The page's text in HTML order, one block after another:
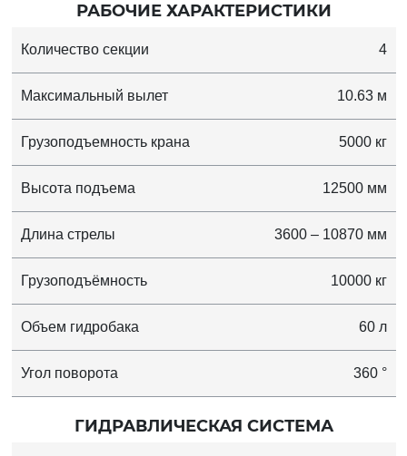
РАБОЧИЕ ХАРАКТЕРИСТИКИ
Количество секции 4
Максимальный вылет 10.63 м
Грузоподъемность крана 5000 кг
Высота подъема 12500 мм
Длина стрелы 3600 – 10870 мм
Грузоподъёмность 10000 кг
Объем гидробака 60 л
Угол поворота 360 °
ГИДРАВЛИЧЕСКАЯ СИСТЕМА